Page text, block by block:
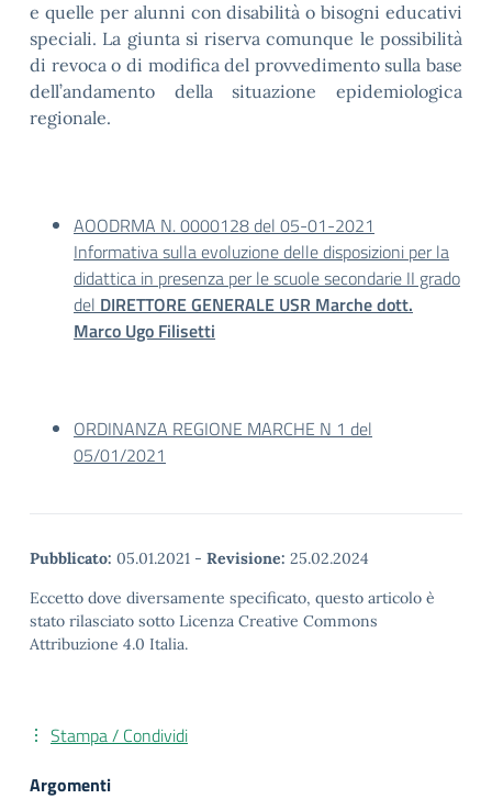
e quelle per alunni con disabilità o bisogni educativi
speciali. La giunta si riserva comunque le possibilità
di revoca o di modifica del provvedimento sulla base
dell’andamento della situazione epidemiologica
regionale.
AOODRMA N. 0000128 del 05-01-2021
Informativa sulla evoluzione delle disposizioni per la
didattica in presenza per le scuole secondarie II grado
del DIRETTORE GENERALE USR Marche dott.
Marco Ugo Filisetti
ORDINANZA REGIONE MARCHE N 1 del
05/01/2021
Pubblicato: 05.01.2021 - Revisione: 25.02.2024
Eccetto dove diversamente specificato, questo articolo è
stato rilasciato sotto Licenza Creative Commons
Attribuzione 4.0 Italia.
Stampa / Condividi
Argomenti